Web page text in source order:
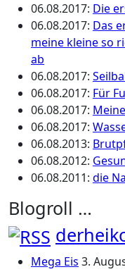
06.08.2017: Die
06.08.2017: Das
meine kleine so
ab
06.08.2017:
06.08.2017: Für
06.08.2017:
06.08.2017:
06.08.2013:
06.08.2012:
06.08.2011: die
Blogroll …
Mega Eis 3.